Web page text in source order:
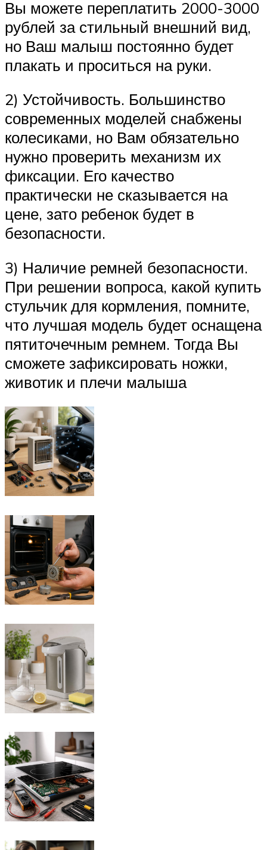
Вы можете переплатить 2000-3000
рублей за стильный внешний вид,
но Ваш малыш постоянно будет
плакать и проситься на руки.
2) Устойчивость. Большинство
современных моделей снабжены
колесиками, но Вам обязательно
нужно проверить механизм их
фиксации. Его качество
практически не сказывается на
цене, зато ребенок будет в
безопасности.
3) Наличие ремней безопасности.
При решении вопроса, какой купить
стульчик для кормления, помните,
что лучшая модель будет оснащена
пятиточечным ремнем. Тогда Вы
сможете зафиксировать ножки,
животик и плечи малыша